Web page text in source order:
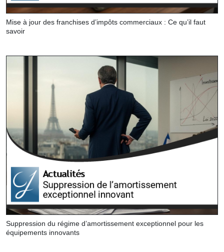
Mise à jour des franchises d’impôts commerciaux : Ce qu’il faut
savoir
Suppression du régime d’amortissement exceptionnel pour les
équipements innovants